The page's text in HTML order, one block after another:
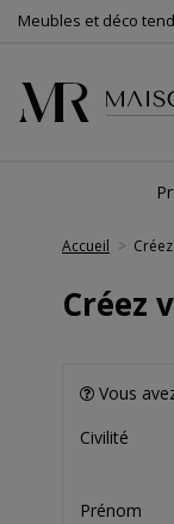
Meubles et déco
Accueil
Créez
Vous
Civilité
Prénom